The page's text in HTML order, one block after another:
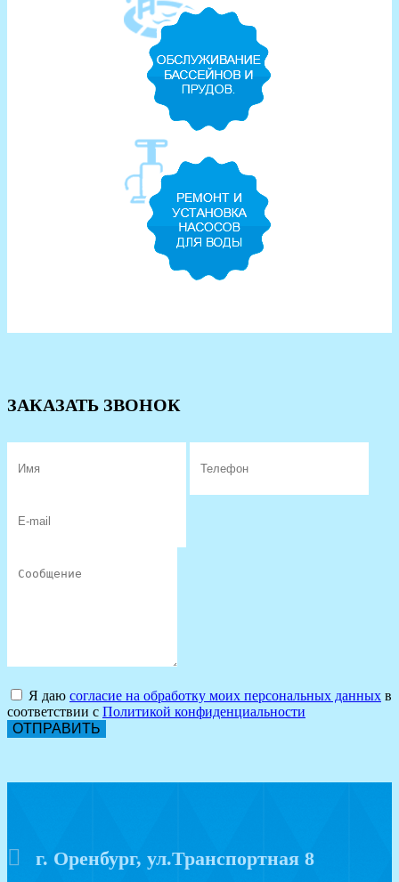
ЗАКАЗАТЬ ЗВОНОК
Я даю согласие на обработку моих персональных данных в
соответствии с Политикой конфиденциальности
ОТПРАВИТЬ
г. Оренбург, ул.Транспортная 8